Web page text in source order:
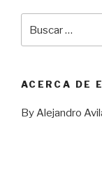
por:
ACERCA DE
By Alejandro